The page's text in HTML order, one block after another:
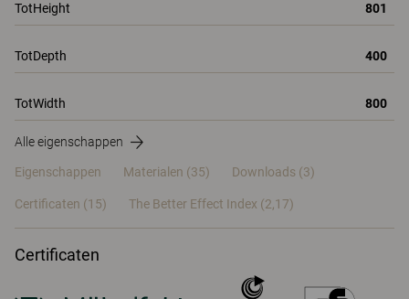
TotHeight 801
TotDepth 400
TotWidth 800
Alle eigenschappen
Eigenschappen Materialen (35) Downloads (3)
Certificaten (15) The Better Effect Index (2,17)
Certificaten